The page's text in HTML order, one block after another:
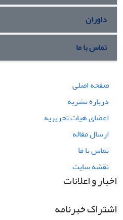
داوران
تماس با ما
صفحه اصلی
درباره نشریه
اعضای هیات تحریریه
ارسال مقاله
تماس با ما
نقشه سایت
اخبار و اعلانات
اشتراک خبرنامه